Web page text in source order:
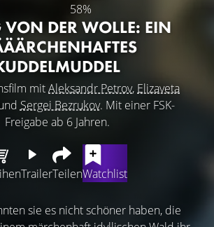
58%
VON DER WOLLE: EIN
mitAleksandr Petrov, Elizaveta
Sergei Bezrukov. Mit einer FSK-
Freigabe ab 6 Jahren.
TrailerTeilenWatchlist
sie es nicht schöner haben, die